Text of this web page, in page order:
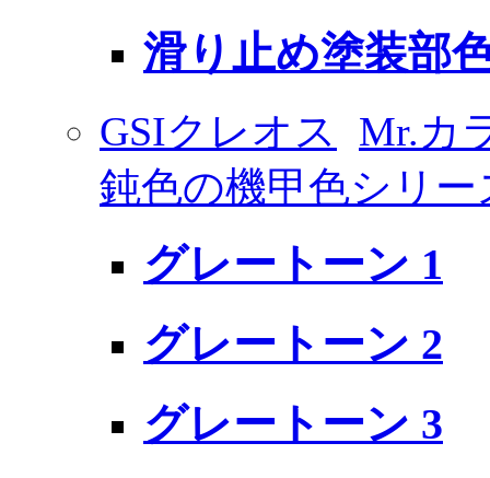
滑り止め塗装部
GSIクレオス
Mr.カ
鈍色の機甲色シリー
グレートーン 1
グレートーン 2
グレートーン 3